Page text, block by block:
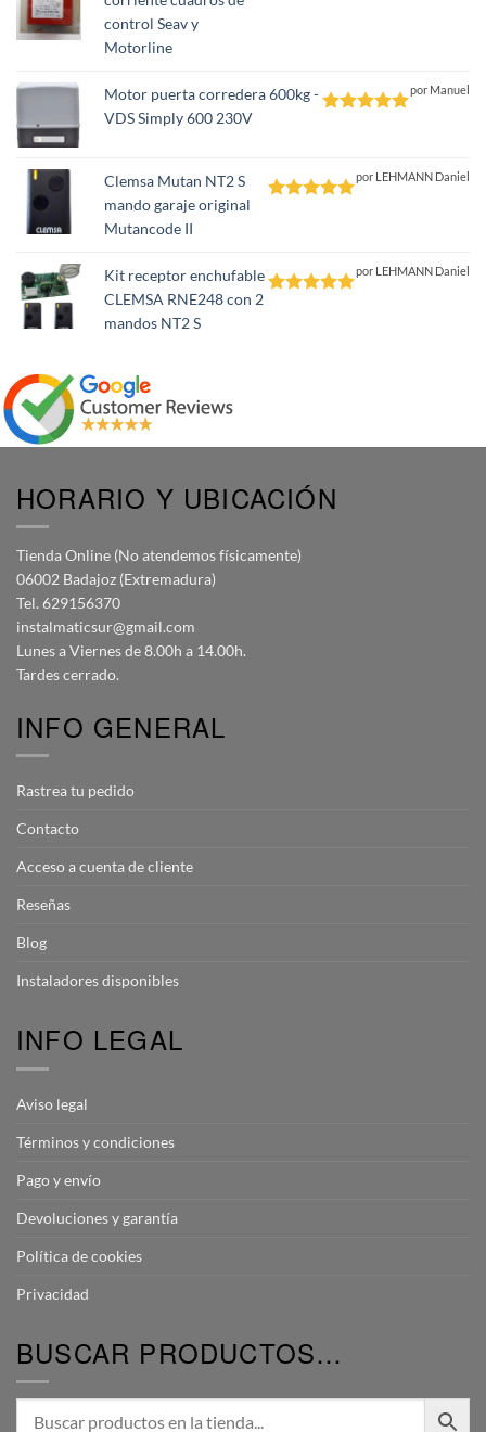
control Seav y
Motorline
Motor puerta corredera 600kg -
VDS Simply 600 230V
por Manuel
Clemsa Mutan NT2 S
mando garaje original
Mutancode II
por LEHMANN Daniel
Kit receptor enchufable
CLEMSA RNE248 con 2
mandos NT2 S
por LEHMANN Daniel
HORARIO Y UBICACIÓN
Tienda Online (No atendemos físicamente)
06002 Badajoz (Extremadura)
Tel. 629156370
instalmaticsur@gmail.com
Lunes a Viernes de 8.00h a 14.00h.
Tardes cerrado.
INFO GENERAL
Rastrea tu pedido
Contacto
Acceso a cuenta de cliente
Reseñas
Blog
Instaladores disponibles
INFO LEGAL
Aviso legal
Términos y condiciones
Pago y envío
Devoluciones y garantía
Política de cookies
Privacidad
BUSCAR PRODUCTOS…